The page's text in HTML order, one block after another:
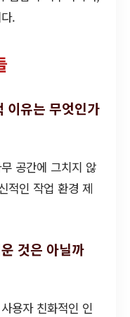
.
이유는 무엇인가
공간에 그치지 않
적인 작업 환경 제
것은 아닐까
용자 친화적인 인